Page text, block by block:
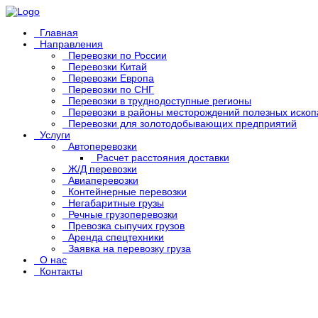
Главная
Направления
Перевозки по России
Перевозки Китай
Перевозки Европа
Перевозки по СНГ
Перевозки в труднодоступные регионы
Перевозки в районы месторождений полезных
Перевозки для золотодобывающих предприятий
Услуги
Автоперевозки
Расчет расстояния доставки
Ж/Д перевозки
Авиаперевозки
Контейнерные перевозки
Негабаритные грузы
Речные грузоперевозки
Превозка сыпучих грузов
Аренда спецтехники
Заявка на перевозку груза
О нас
Контакты